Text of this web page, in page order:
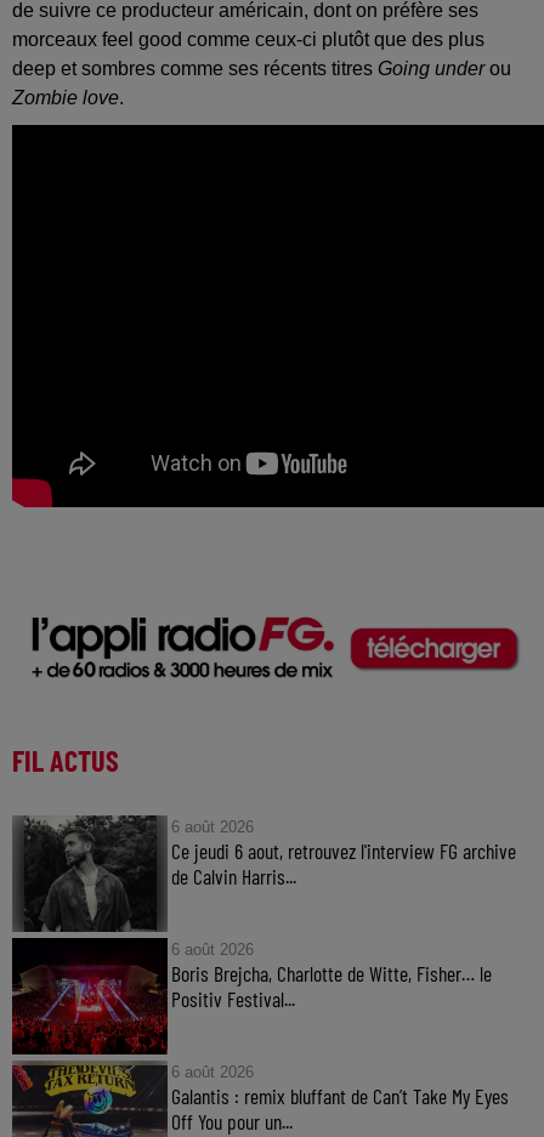
de suivre ce producteur américain, dont on préfère ses
morceaux feel good comme ceux-ci plutôt que des plus
deep et sombres comme ses récents titres Going underou
Zombie love.
FIL ACTUS
6 août 2026
Ce jeudi 6 aout, retrouvez l'interview FG archive
de Calvin Harris...
6 août 2026
Boris Brejcha, Charlotte de Witte, Fisher… le
Positiv Festival...
6 août 2026
Galantis : remix bluffant de Can’t Take My Eyes
Off You pour un...